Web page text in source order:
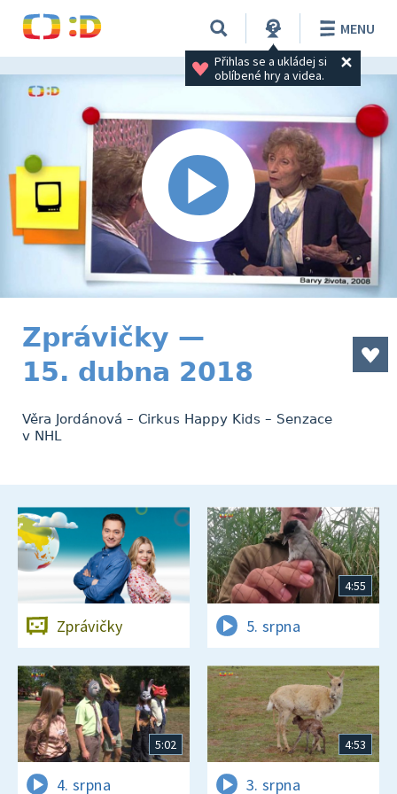
Přihlas se a ukládej si
oblíbené hry a videa.
MENU
Zprávičky —
15. dubna 2018
Věra Jordánová – Cirkus Happy Kids – Senzace
v NHL
Zprávičky
4:55
5. srpna
5:02
4. srpna
4:53
3. srpna